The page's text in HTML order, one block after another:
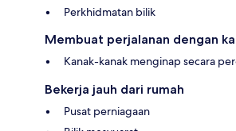
Perkhidmatan bilik
Membuat perjalanan dengan
Kanak-kanak menginap secara
Bekerja jauh dari rumah
Pusat perniagaan